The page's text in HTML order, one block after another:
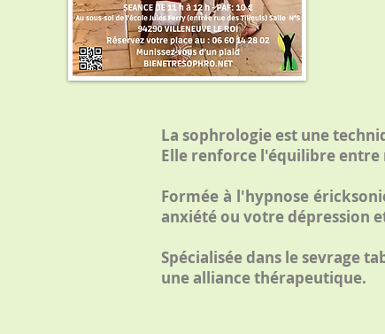
La sophrologie est une
Elle renforce l'équilibre
Formée à l'hypnose
anxiété ou votre dépression
Spécialisée dans le sevrage
une alliance thérapeutique.